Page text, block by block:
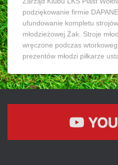
podziękowanie firmie
ufundowanie kompletu
młodzieżowej Żak. Stroje
wręczone podczas
prezentów młodzi piłkarze